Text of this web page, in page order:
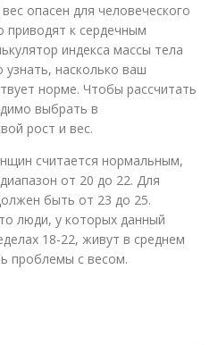
опасен для человеческого
приводят к сердечным
индекса массы тела
насколько ваш
норме. Чтобы рассчитать
выбрать в
рост и вес.
считается нормальным,
от 20 до 22. Для
быть от 23 до 25.
люди, у которых данный
18-22, живут в среднем
проблемы с весом.